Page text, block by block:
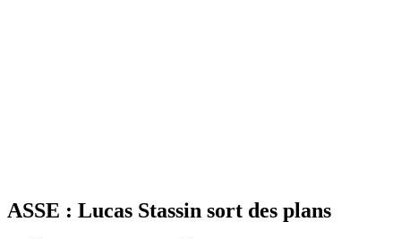
ASSE : Lucas Stassin sort des plans